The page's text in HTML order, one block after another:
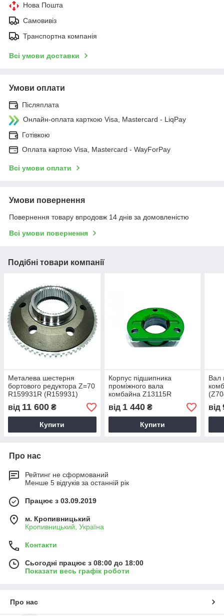
Нова Пошта
Самовивіз
Транспортна компанія
Всі умови доставки
Умови оплати
Післяплата
Онлайн-оплата карткою Visa, Mastercard - LiqPay
Готівкою
Оплата картою Visa, Mastercard - WayForPay
Всі умови оплати
Умови повернення
Повернення товару впродовж 14 днів за домовленістю
Всі умови повернення
Подібні товари компанії
Металева шестерня
бортового редуктора Z=70
R159931R (R159931)
(HDParts-AG, США)
від 11 600 ₴
Купити
Корпус підшипника
проміжного вала
комбайна Z13115R
(Z13115) (HDParts-AG,
США)
від 1 440₴
Купити
Вал
від
Про нас
Рейтинг не сформований
Менше 5 відгуків за останній рік
Працює з 03.09.2019
м. Кропивницький
Кропивницький, Україна
Контакти
Сьогодні працює з 08:00 до 18:00
Показати весь графік роботи
Про нас